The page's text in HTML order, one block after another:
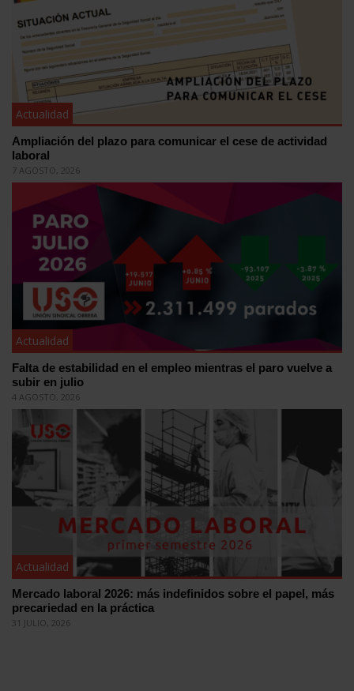
Actualidad
Ampliación del plazo para comunicar el cese de actividad
laboral
7 AGOSTO, 2026
Actualidad
Falta de estabilidad en el empleo mientras el paro vuelve a
subir en julio
4 AGOSTO, 2026
Actualidad
Mercado laboral 2026: más indefinidos sobre el papel, más
precariedad en la práctica
31 JULIO, 2026